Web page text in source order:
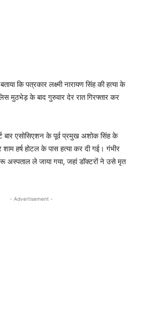
कि पत्रकार लक्ष्मी नारायण सिंह की हत्या के
मुठभेड़ के बाद गुरुवार देर रात गिरफ्तार कर
बार एसोसिएशन के पूर्व प्रमुख अशोक सिंह के
हर्ष होटल के पास हत्या कर दी गई। गंभीर
अस्पताल ले जाया गया, जहां डॉक्टरों ने उसे मृत
- Advertisement -